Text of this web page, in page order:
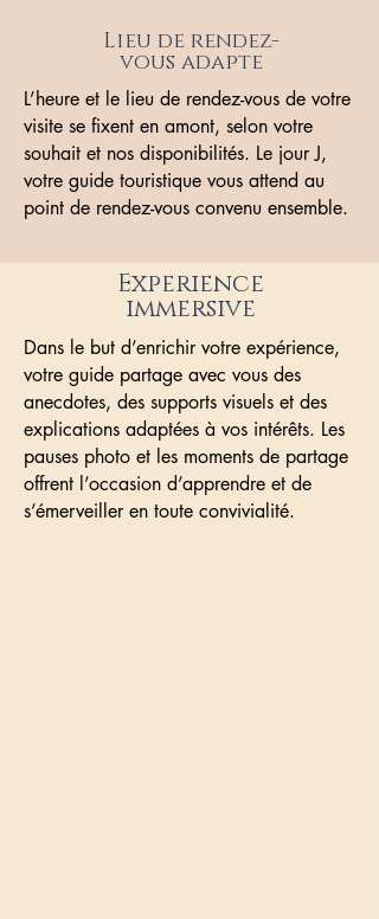
Lieu de rendez-
vous adapte
L’heure et le lieu de rendez-vous de votre
visite se fixent en amont, selon votre
souhait et nos disponibilités. Le jour J,
votre guide touristique vous attend au
point de rendez-vous convenu ensemble.
Experience
immersive
Dans le but d’enrichir votre expérience,
votre guide partage avec vous des
anecdotes, des supports visuels et des
explications adaptées à vos intérêts. Les
pauses photo et les moments de partage
offrent l’occasion d’apprendre et de
s’émerveiller en toute convivialité.